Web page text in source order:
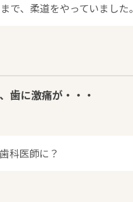
で、柔道をやっていました。
歯に激痛が・・・
科医師に？